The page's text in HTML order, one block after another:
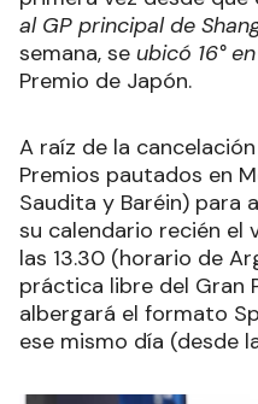
al GP principal de
semana, se ubicó 16°
Premio de Japón.
A raíz de la
Premios pautados en
Saudita y Baréin) para
su calendario recién el
las 13.30 (horario de
práctica libre del Gran
albergará el formato
ese mismo día (desde